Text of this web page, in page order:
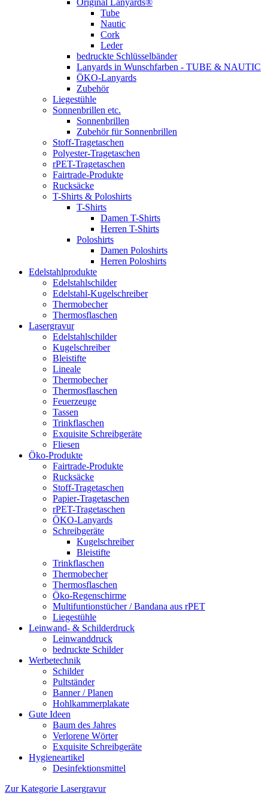
Tube
Nautic
Cork
Leder
bedruckte Schlüsselbänder
Lanyards in Wunschfarben - TUBE & NAUTIC
ÖKO-Lanyards
Zubehör
Liegestühle
Sonnenbrillen etc.
Sonnenbrillen
Zubehör für Sonnenbrillen
Stoff-Tragetaschen
Polyester-Tragetaschen
rPET-Tragetaschen
Fairtrade-Produkte
Rucksäcke
T-Shirts & Poloshirts
T-Shirts
Damen T-Shirts
Herren T-Shirts
Poloshirts
Damen Poloshirts
Herren Poloshirts
Edelstahlprodukte
Edelstahlschilder
Edelstahl-Kugelschreiber
Thermobecher
Thermosflaschen
Lasergravur
Edelstahlschilder
Kugelschreiber
Bleistifte
Lineale
Thermobecher
Thermosflaschen
Feuerzeuge
Tassen
Trinkflaschen
Exquisite Schreibgeräte
Fliesen
Öko-Produkte
Fairtrade-Produkte
Rucksäcke
Stoff-Tragetaschen
Papier-Tragetaschen
rPET-Tragetaschen
ÖKO-Lanyards
Schreibgeräte
Kugelschreiber
Bleistifte
Trinkflaschen
Thermobecher
Thermosflaschen
Öko-Regenschirme
Multifuntionstücher / Bandana aus rPET
Liegestühle
Leinwand- & Schilderdruck
Leinwanddruck
bedruckte Schilder
Werbetechnik
Schilder
Pultständer
Banner / Planen
Hohlkammerplakate
Gute Ideen
Baum des Jahres
Verlorene Wörter
Exquisite Schreibgeräte
Hygieneartikel
Desinfektionsmittel
Zur Kategorie Lasergravur